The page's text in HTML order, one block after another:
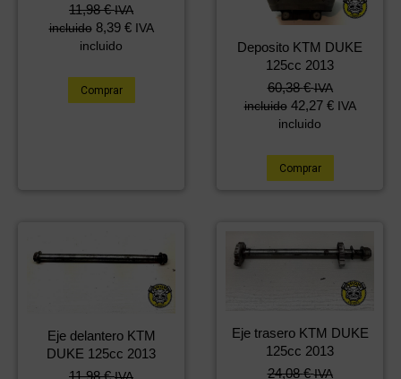
11,98€ IVA
incluido 8,39 € IVA
incluido
Comprar
Deposito KTM DUKE
125cc 2013
60,38€ IVA
incluido 42,27 € IVA
incluido
Comprar
Eje delantero KTM
DUKE 125cc 2013
11,98€ IVA
Eje trasero KTM DUKE
125cc 2013
24,08€ IVA